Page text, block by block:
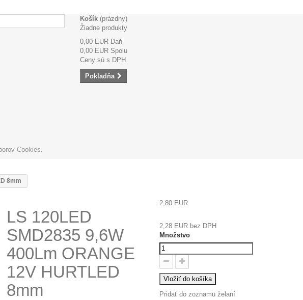
Košík (prázdny)
Žiadne produkty
0,00 EUR Daň
0,00 EUR Spolu
Ceny sú s DPH
Pokladňa
Cookies.
8mm
LS 120LED
SMD2835 9,6W
400Lm ORANGE
12V HURTLED
8mm
2,80 EUR
2,28 EURbez DPH
Množstvo
Vložiť do košíka
Pridať do zoznamu želaní